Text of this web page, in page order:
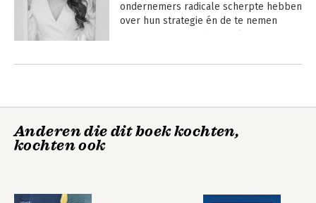
ondernemers radicale scherpte hebben
over hun strategie én de te nemen
Haar bestseller 'Onvergelijkbaar' stond
Anderen die dit boek kochten,
kochten ook